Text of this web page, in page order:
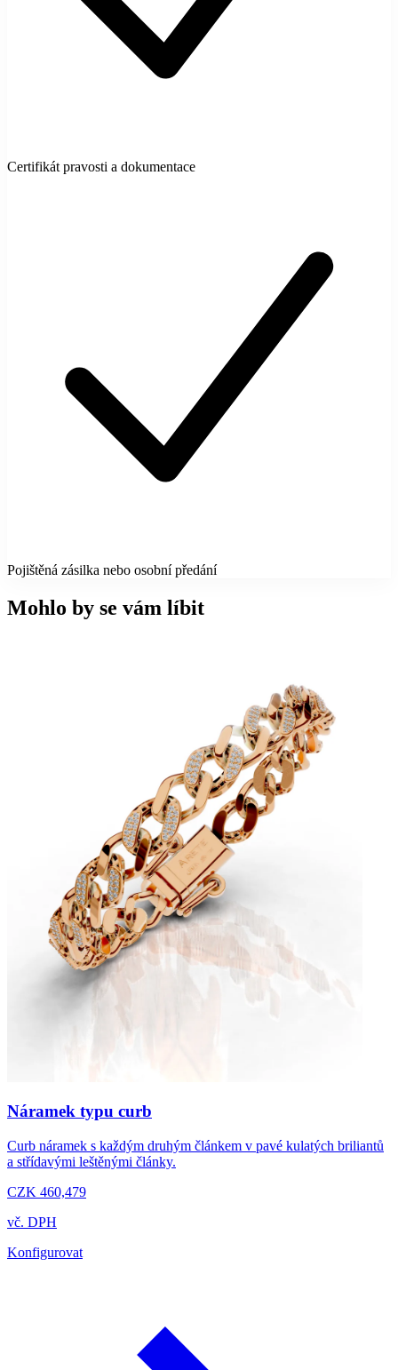
Certifikát pravosti a dokumentace
Pojištěná zásilka nebo osobní předání
Mohlo by se vám líbit
Náramek typu curb
Curb náramek s každým druhým článkem v pavé kulatých briliantů
a střídavými leštěnými články.
CZK 460,479
vč. DPH
Konfigurovat